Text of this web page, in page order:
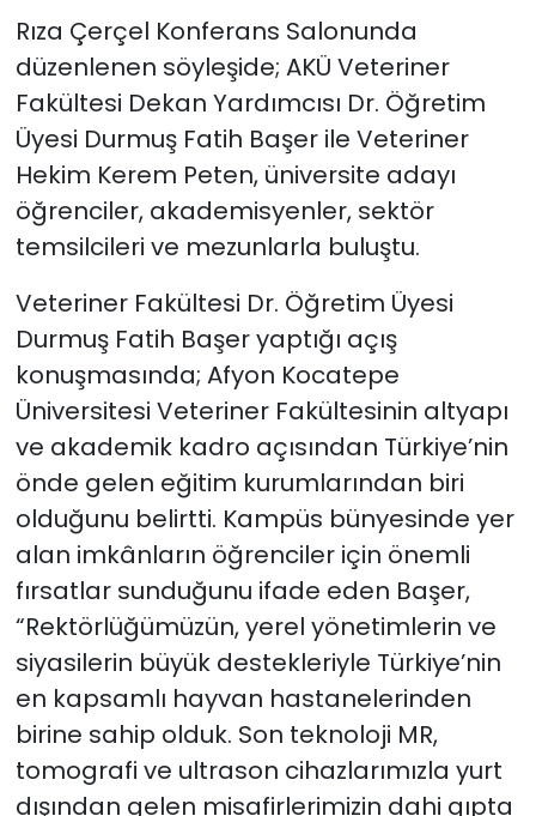
Rıza Çerçel Konferans Salonunda
düzenlenen söyleşide; AKÜ Veteriner
Fakültesi Dekan Yardımcısı Dr. Öğretim
Üyesi Durmuş Fatih Başer ile Veteriner
Hekim Kerem Peten, üniversite adayı
öğrenciler, akademisyenler, sektör
temsilcileri ve mezunlarla buluştu.
Veteriner Fakültesi Dr. Öğretim Üyesi
Durmuş Fatih Başer yaptığı açış
konuşmasında; Afyon Kocatepe
Üniversitesi Veteriner Fakültesinin altyapı
ve akademik kadro açısından Türkiye’nin
önde gelen eğitim kurumlarından biri
olduğunu belirtti. Kampüs bünyesinde yer
alan imkânların öğrenciler için önemli
fırsatlar sunduğunu ifade eden Başer,
“Rektörlüğümüzün, yerel yönetimlerin ve
siyasilerin büyük destekleriyle Türkiye’nin
en kapsamlı hayvan hastanelerinden
birine sahip olduk. Son teknoloji MR,
tomografi ve ultrason cihazlarımızla yurt
dışından gelen misafirlerimizin dahi gıpta